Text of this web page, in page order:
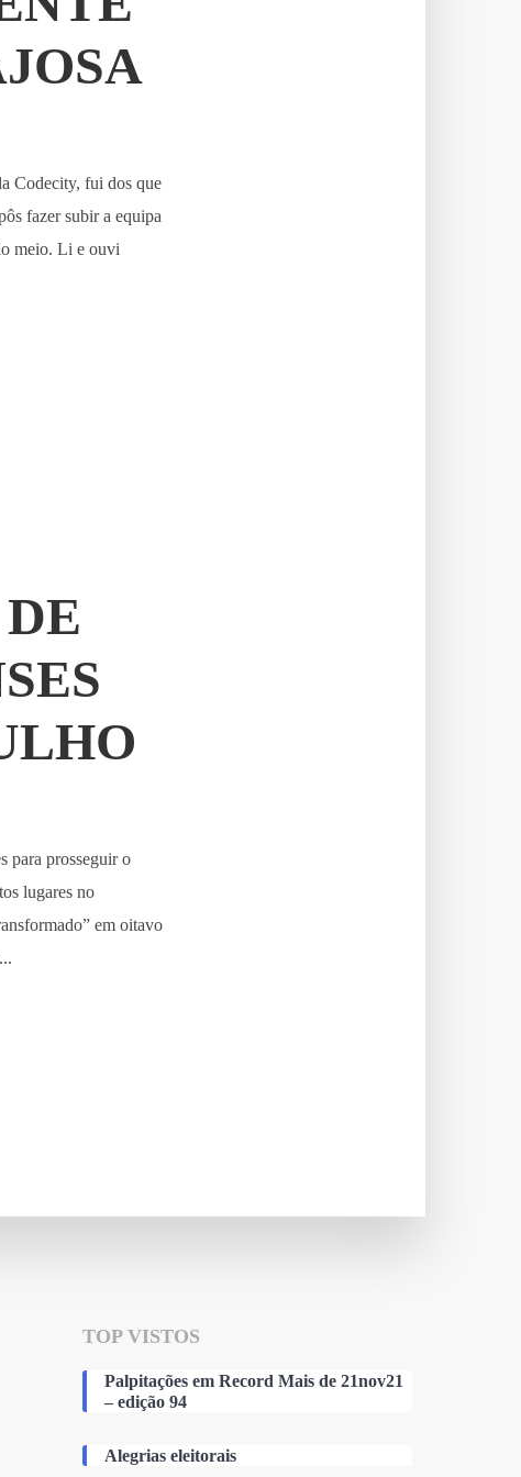
Codecity, fui dos que
fazer subir a equipa
meio. Li e ouvi
para prosseguir o
lugares no
em oitavo
TOP VISTOS
Palpitações em Record Mais de 21nov21
– edição 94
Alegrias eleitorais